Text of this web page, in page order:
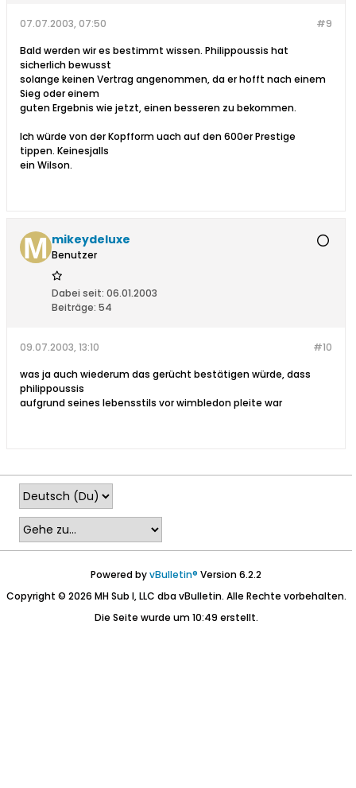
#9
07.07.2003, 07:50
Bald werden wir es bestimmt wissen. Philippoussis hat
sicherlich bewusst
solange keinen Vertrag angenommen, da er hofft nach einem
Sieg oder einem
guten Ergebnis wie jetzt, einen besseren zu bekommen.
Ich würde von der Kopfform uach auf den 600er Prestige
tippen. Keinesjalls
ein Wilson.
mikeydeluxe
Benutzer
Dabei seit: 06.01.2003
Beiträge: 54
#10
09.07.2003, 13:10
was ja auch wiederum das gerücht bestätigen würde, dass
philippoussis
aufgrund seines lebensstils vor wimbledon pleite war
Powered byvBulletin® Version 6.2.2
Copyright © 2026 MH Sub I, LLC dba vBulletin. Alle Rechte vorbehalten.
Die Seite wurde um 10:49 erstellt.